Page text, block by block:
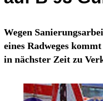
Wegen
eines Radweges
in nächster Zeit zu